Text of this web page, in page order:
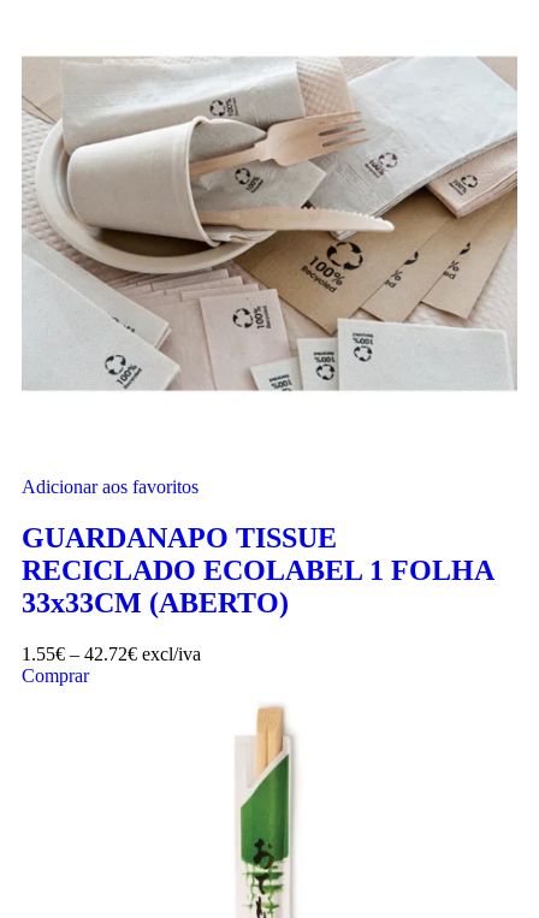
Adicionar aos favoritos
GUARDANAPO TISSUE
RECICLADO ECOLABEL 1 FOLHA
33x33CM (ABERTO)
1.55€ – 42.72€ excl/iva
Comprar